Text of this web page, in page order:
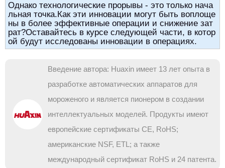
Однако технологические прорывы - это только нача
льная точка.Как эти инновации могут быть воплоще
ны в более эффективные операции и снижение зат
рат?Оставайтесь в курсе следующей части, в котор
ой будут исследованы инновации в операциях.
Введение автора: Huaxin имеет 13 лет опыта в
разработке автоматических аппаратов для
мороженого и является пионером в создании
интеллектуальных моделей. Продукты имеют
европейские сертификаты CE, RoHS;
американские NSF, ETL; а также
международный сертификат RoHS и 24 патента.